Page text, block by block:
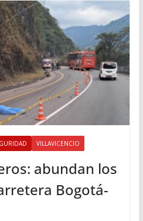
VILLAVICENCIO
abundan los
Bogotá-